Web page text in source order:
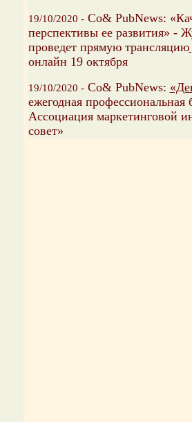
19/10/2020 -Со& PubNews:
перспективы ее развития»
проведет прямую трансляцию
онлайн 19 октября
19/10/2020 -Со& PubNews:
ежегодная профессиональная
Ассоциация маркетинговой
совет»